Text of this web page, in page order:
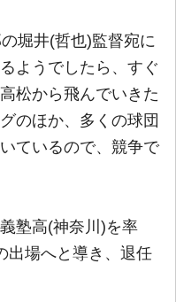
堀井(哲也)監督宛に
ようでしたら、すぐ
松から飛んでいきた
のほか、多くの球団
ているので、競争で
塾高(神奈川)を率
出場へと導き、退任